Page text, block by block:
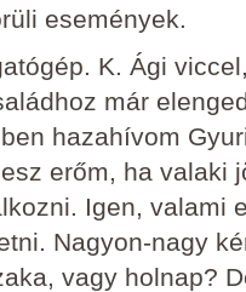
események.
K. Ági
már
hazahívom
erőm, ha valaki
Igen, valami
Nagyon-nagy
vagy holnap?